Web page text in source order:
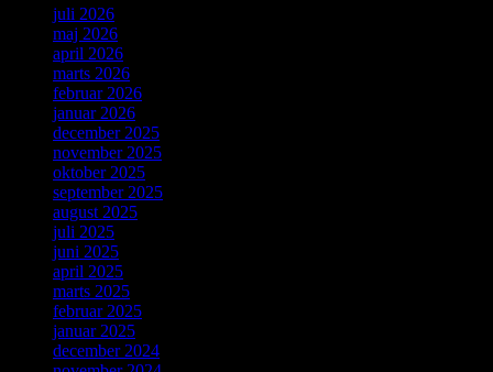
juli 2026
maj 2026
april 2026
marts 2026
februar 2026
januar 2026
december 2025
november 2025
oktober 2025
september 2025
august 2025
juli 2025
juni 2025
april 2025
marts 2025
februar 2025
januar 2025
december 2024